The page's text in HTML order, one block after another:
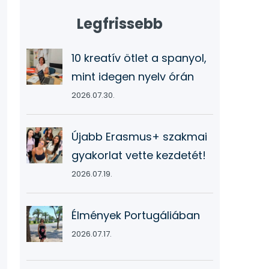
Legfrissebb
10 kreatív ötlet a spanyol,
mint idegen nyelv órán
2026.07.30.
Újabb Erasmus+ szakmai
gyakorlat vette kezdetét!
2026.07.19.
Élmények Portugáliában
2026.07.17.